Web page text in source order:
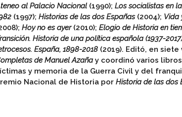
al Palacio Nacional (1990);Los socialistas en
(1997);Historias de las dos Españas(2004); Vida
Hoy no es ayer(2010);Elogio de Historia en
Historia de una política española (1937-
España, 1898-2018 (2019). Editó, en
de Manuel Azaña y coordinó varios
y memoria de la Guerra Civil y del
Nacional de Historia porHistoria de las dos